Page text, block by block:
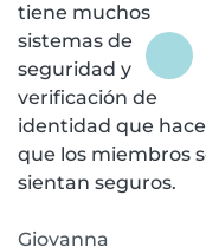
tiene muchos
sistemas de
seguridad y
verificación de
identidad que
que los miembros
sientan seguros.
Giovanna